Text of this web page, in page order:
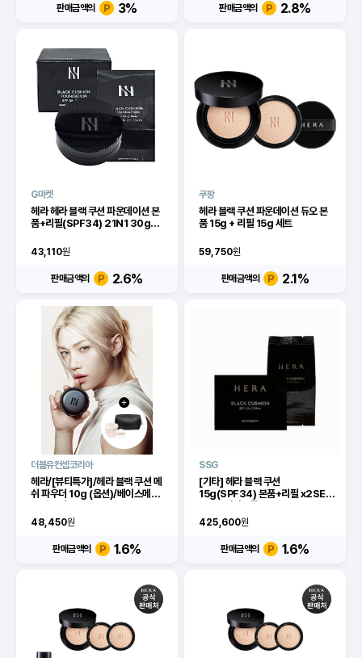
판매금액의 3% 판매금액의 2.8%
G마켓
헤라 헤라 블랙 쿠션 파운데이션 본
품+리필(SPF34) 21N1 30g
43,110원
판매금액의 2.6%
쿠팡
헤라 블랙 쿠션 파운데이션 듀오 본
품 15g + 리필 15g 세트
59,750원
판매금액의 2.1%
더블유컨셉코리아
헤라/[뷰티특가]/헤라 블랙 쿠션 메
쉬 파우더 10g (옵션)/베이스메이
48,450원
판매금액의 1.6%
SSG
[기타] 헤라 블랙 쿠션
15g(SPF34) 본품+리필 x2SET
425,600원
판매금액의 1.6%